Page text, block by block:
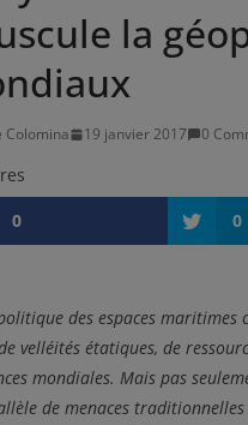
la
Colomina 19 janvier 2017 0
0
0
des espaces
velléités étatiques, de
mondiales. Mais pas
de menaces